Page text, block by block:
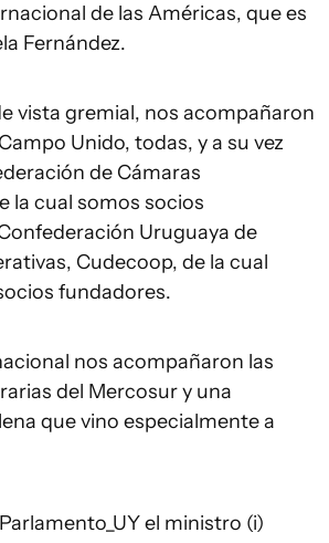
de las Américas, que es
Fernández.
vista gremial, nos acompañaron
Unido, todas, y a su vez
de Cámaras
la cual somos socios
Uruguaya de
Cudecoop, de la cual
fundadores.
nos acompañaron las
del Mercosur y una
que vino especialmente a
el ministro (i)